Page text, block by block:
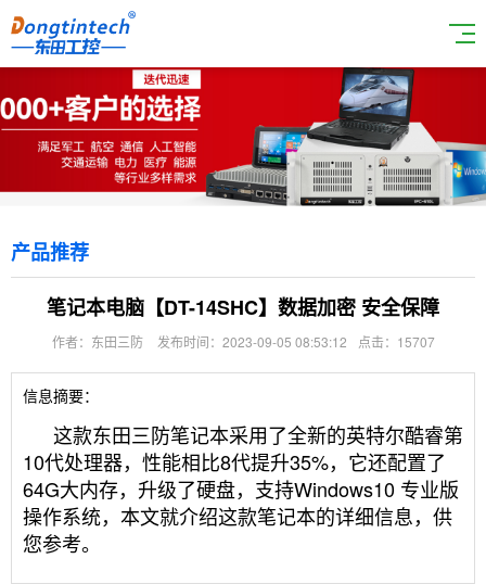
产品推荐
笔记本电脑【DT-14SHC】数据加密 安全保障
作者：东田三防 发布时间：2023-09-05 08:53:12 点击：15707
信息摘要：
这款东田三防笔记本采用了全新的英特尔酷睿第
10代处理器，性能相比8代提升35%， 它还配置了
64G大内存，升级了硬盘，支持Windows10 专业版
操作系统，本文就介绍这款笔记本的详细信息，供
您参考。